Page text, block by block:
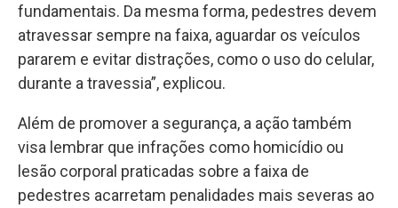
fundamentais. Da mesma forma, pedestres devem
atravessar sempre na faixa, aguardar os veículos
pararem e evitar distrações, como o uso do celular,
durante a travessia”, explicou.
Além de promover a segurança, a ação também
visa lembrar que infrações como homicídio ou
lesão corporal praticadas sobre a faixa de
pedestres acarretam penalidades mais severas ao